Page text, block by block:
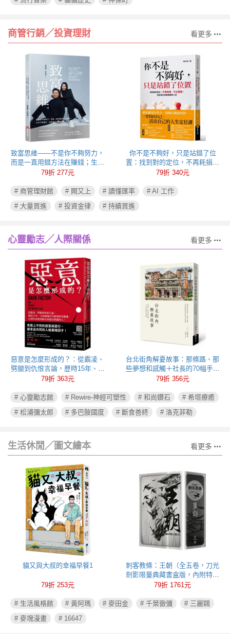
商管行銷╱投資理財 看更多
致富思維——不是你不夠努力，
而是一直用錯方法在賺錢；生命
不能重來，但思維可以重新彩
79折 277元
你不是不夠好，只是站錯了位
置：找到對的定位，不再耗損、
不必硬撐，活出真正自我成就的
79折 340元
# 商管理財館 # 闕又上 # 讀懂匯率
# AI 工作
# 大量買進
# 投資金律 # 持續買進
心靈勵志╱人際關係 看更多
惡意是怎麼形成的？：從霸凌、
劈腿到仇恨言論，歷時15年、全
球超過250萬筆研究數據，心理學
79折 363元
台北街角解憂故事：那條路、那
些夢想和感觸＋社長的70幅手繪
插圖
79折 356元
# 心靈勵志館 # Rewire-神經可塑性 # 和尚鑽石
# 希塔療癒
# 松浦彌太郎
# 多巴胺國度 # 斷食善終 # 洛克菲勒
生活休閒╱圖文繪本 看更多
貓又與大叔的幸福早餐1
79折 253元
刺客教條：王朝（全五卷，刀光
劍影限量典藏書盒版，內附特製
刺客水墨古風海報）
79折 1761元
# 生活風格館 # 黃阿瑪 # 麥田金 # 千葉徹彌
# 三麗鷗
# 麥塊漫畫
# 16647